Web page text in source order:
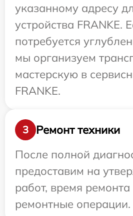
указанному адресу
устройства FRANKE.
потребуется
мы организуем
мастерскую в
FRANKE.
3
Ремонт техники
После полной
предоставим на
работ, время
ремонтные операции.